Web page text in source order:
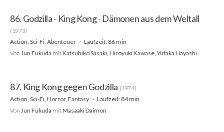
86. Godzilla - King Kong - Dämonen aus dem Weltall
(1973)
Action, Sci-Fi, Abenteuer
Laufzeit: 86 min
Von Jun Fukuda mitKatsuhiko Sasaki, Hiroyuki Kawase, Yutaka Hayashi
87. King Kong gegen Godzilla (1974)
Action, Sci-Fi, Horror, Fantasy
Laufzeit: 84 min
Von Jun Fukuda mitMasaaki Daimon